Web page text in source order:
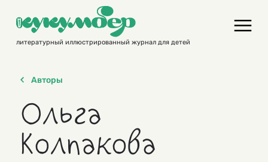
contentлитературный иллюстрированный журнал для детей
Авторы
Ольга
Колпакова